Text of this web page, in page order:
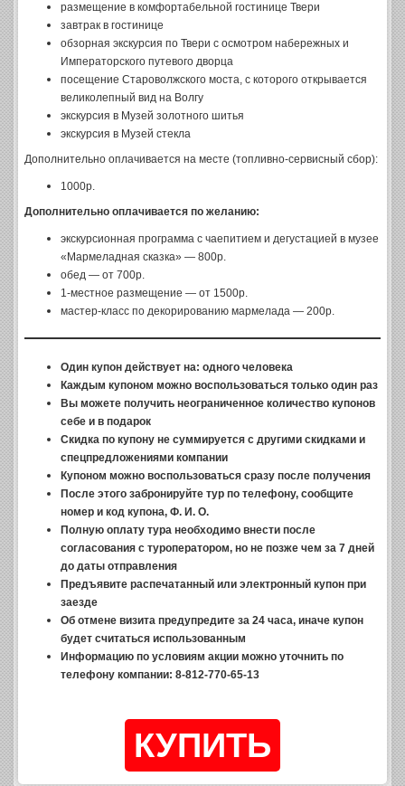
размещение в комфортабельной гостинице Твери
завтрак в гостинице
обзорная экскурсия по Твери с осмотром набережных и
Императорского путевого дворца
посещение Староволжского моста, с которого открывается
великолепный вид на Волгу
экскурсия в Музей золотного шитья
экскурсия в Музей стекла
Дополнительно оплачивается на месте (топливно-сервисный сбор):
1000р.
Дополнительно оплачивается по желанию:
экскурсионная программа с чаепитием и дегустацией в музее
«Мармеладная сказка» — 800р.
обед — от 700р.
1-местное размещение — от 1500р.
мастер-класс по декорированию мармелада — 200р.
Один купон действует на: одного человека
Каждым купоном можно воспользоваться только один раз
Вы можете получить неограниченное количество купонов
себе и в подарок
Скидка по купону не суммируется с другими скидками и
спецпредложениями компании
Купоном можно воспользоваться сразу после получения
После этого забронируйте тур по телефону, сообщите
номер и код купона, Ф. И. О.
Полную оплату тура необходимо внести после
согласования с туроператором, но не позже чем за 7 дней
до даты отправления
Предъявите распечатанный или электронный купон при
заезде
Об отмене визита предупредите за 24 часа, иначе купон
будет считаться использованным
Информацию по условиям акции можно уточнить по
телефону компании: 8-812-770-65-13